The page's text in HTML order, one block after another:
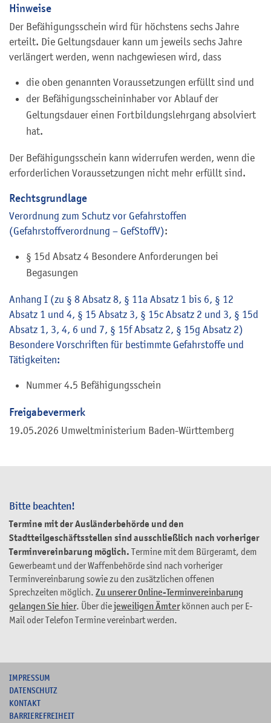
Bitte beachten!
Termine mit der Ausländerbehörde und den
Stadtteilgeschäftsstellen sind ausschließlich nach vorheriger
Terminvereinbarung möglich. Termine mit dem Bürgeramt, dem
Gewerbeamt und der Waffenbehörde sind nach vorheriger
Terminvereinbarung sowie zu den zusätzlichen offenen
Sprechzeiten möglich. Zu unserer Online-Terminvereinbarung
gelangen Sie hier. Über diejeweiligen Ämterkönnen auch per E-
Mail oder Telefon Termine vereinbart werden.
Hinweise
Der Befähigungsschein wird für höchstens sechs Jahre
erteilt. Die Geltungsdauer kann um jeweils sechs Jahre
verlängert werden, wenn nachgewiesen wird, dass
die oben genannten Voraussetzungen erfüllt sind und
der Befähigungsscheininhaber vor Ablauf der
Geltungsdauer einen Fortbildungslehrgang absolviert
hat.
Der Befähigungsschein kann widerrufen werden, wenn die
erforderlichen Voraussetzungen nicht mehr erfüllt sind.
Rechtsgrundlage
Verordnung zum Schutz vor Gefahrstoffen
(Gefahrstoffverordnung – GefStoffV):
§ 15d Absatz 4 Besondere Anforderungen bei
Begasungen
Anhang I (zu § 8 Absatz 8, § 11a Absatz 1 bis 6, § 12
Absatz 1 und 4, § 15 Absatz 3, § 15c Absatz 2 und 3, § 15d
Absatz 1, 3, 4, 6 und 7, § 15f Absatz 2, § 15g Absatz 2)
Besondere Vorschriften für bestimmte Gefahrstoffe und
Tätigkeiten:
Nummer 4.5 Befähigungsschein
Freigabevermerk
19.05.2026 Umweltministerium Baden-Württemberg
IMPRESSUM
DATENSCHUTZ
KONTAKT
BARRIEREFREIHEIT